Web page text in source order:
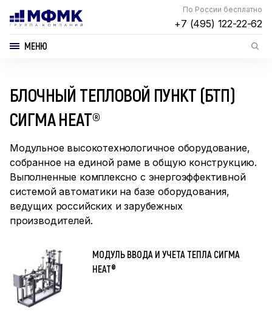
По России бесплатно
+7 (495) 122-22-62
МЕНЮ
БЛОЧНЫЙ ТЕПЛОВОЙ ПУНКТ (БТП)
СИГМА HEAT®
Модульное высокотехнологичное оборудование,
собранное на единой раме в общую конструкцию.
Выполненные комплексно с энергоэффективной
системой автоматики на базе оборудования,
ведущих российских и зарубежных
производителей.
МОДУЛЬ ВВОДА И УЧЕТА ТЕПЛА СИГМА
HEAT®